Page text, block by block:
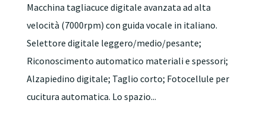
Macchina tagliacuce digitale avanzata ad alta
velocità (7000rpm) con guida vocale in italiano.
Selettore digitale leggero/medio/pesante;
Riconoscimento automatico materiali e spessori;
Alzapiedino digitale; Taglio corto; Fotocellule per
cucitura automatica. Lo spazio...